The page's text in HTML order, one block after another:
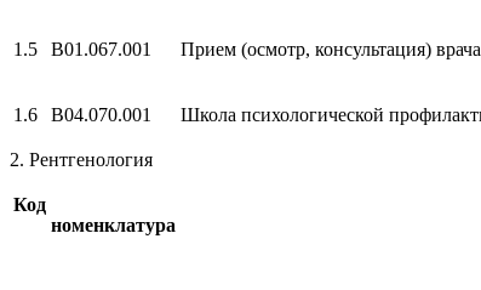
1.5 B01.067.001 Прием (осмотр, консультация)
1.6 В04.070.001 Школа психологической
2. Рентгенология
Код
номенклатура